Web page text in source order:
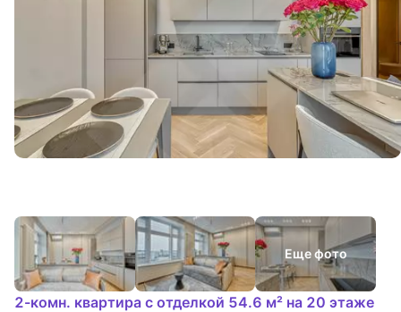
Еще фото
2-комн. квартира с отделкой 54.6 м² на 20 этаже